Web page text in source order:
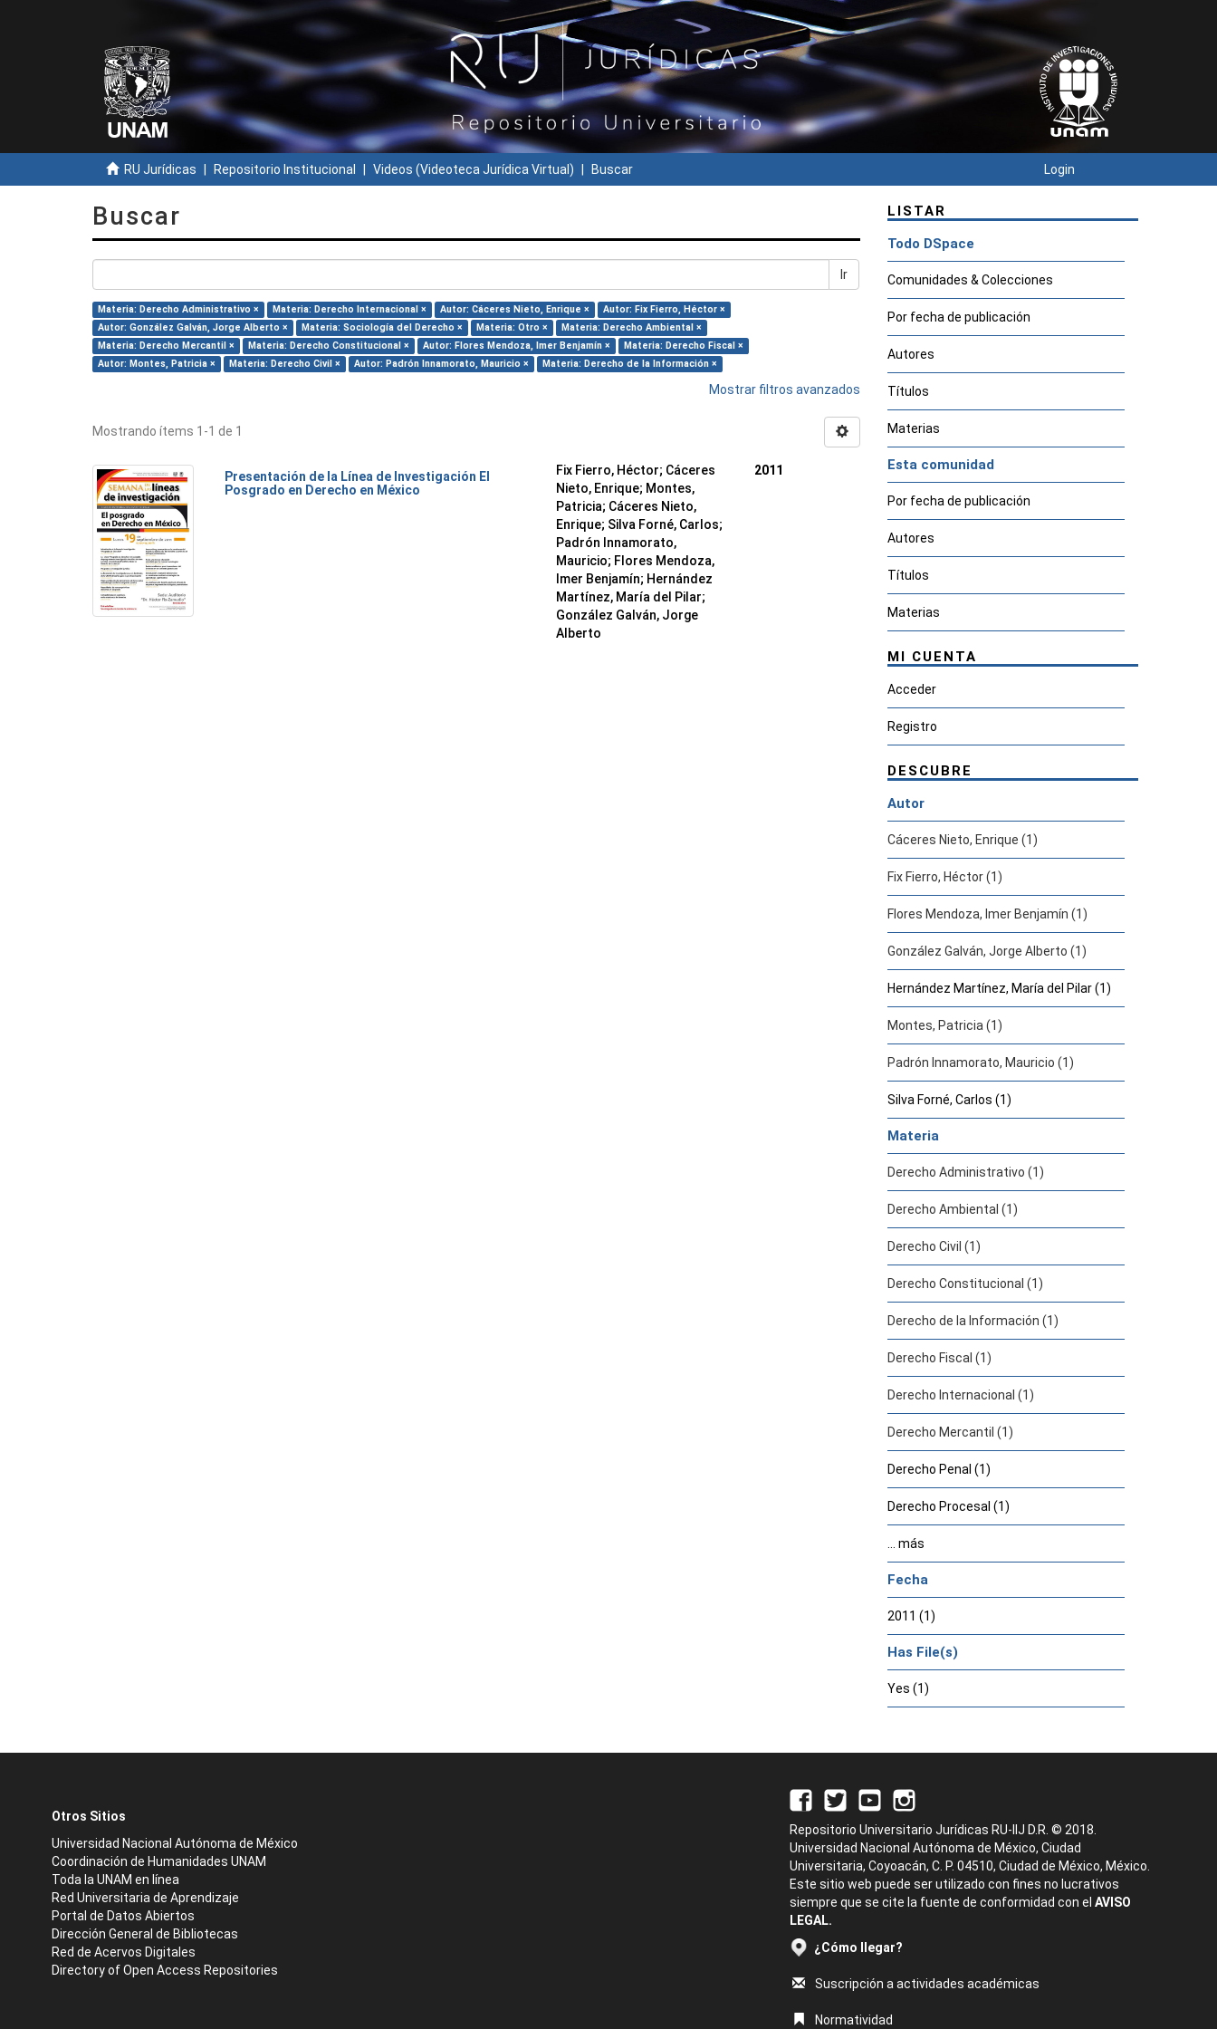
RU Jurídicas Repositorio Institucional Videos (Videoteca Jurídica Virtual) Buscar Login
Buscar
Ir
Materia: Derecho Administrativo × Materia: Derecho Internacional × Autor: Cáceres Nieto, Enrique ×
Autor: Fix Fierro, Héctor ×
Autor: González Galván, Jorge Alberto ×
Materia: Sociología del Derecho × Materia: Otro ×
Materia: Derecho Ambiental ×
Materia: Derecho Mercantil ×
Materia: Derecho Constitucional × Autor: Flores Mendoza, Imer Benjamín ×
Materia: Derecho Fiscal ×
Autor: Montes, Patricia ×
Materia: Derecho Civil × Autor: Padrón Innamorato, Mauricio × Materia: Derecho de la Información ×
Mostrar filtros avanzados
Mostrando ítems 1-1 de 1
Presentación de la Línea de Investigación El
Posgrado en Derecho en México
Fix Fierro, Héctor; Cáceres
Nieto, Enrique; Montes,
Patricia; Cáceres Nieto,
Enrique; Silva Forné, Carlos;
Padrón Innamorato,
Mauricio; Flores Mendoza,
Imer Benjamín; Hernández
Martínez, María del Pilar;
González Galván, Jorge
Alberto
2011
LISTAR
Todo DSpace
Comunidades & Colecciones
Por fecha de publicación
Autores
Títulos
Materias
Esta comunidad
Por fecha de publicación
Autores
Títulos
Materias
MI CUENTA
Acceder
Registro
DESCUBRE
Autor
Cáceres Nieto, Enrique (1)
Fix Fierro, Héctor (1)
Flores Mendoza, Imer Benjamín (1)
González Galván, Jorge Alberto (1)
Hernández Martínez, María del Pilar (1)
Montes, Patricia (1)
Padrón Innamorato, Mauricio (1)
Silva Forné, Carlos (1)
Materia
Derecho Administrativo (1)
Derecho Ambiental (1)
Derecho Civil (1)
Derecho Constitucional (1)
Derecho de la Información (1)
Derecho Fiscal (1)
Derecho Internacional (1)
Derecho Mercantil (1)
Derecho Penal (1)
Derecho Procesal (1)
... más
Fecha
2011 (1)
Has File(s)
Yes (1)
Otros Sitios
Universidad Nacional Autónoma de México
Coordinación de Humanidades UNAM
Toda la UNAM en línea
Red Universitaria de Aprendizaje
Portal de Datos Abiertos
Dirección General de Bibliotecas
Red de Acervos Digitales
Directory of Open Access Repositories
Repositorio Universitario Jurídicas RU-IIJ D.R. © 2018.
Universidad Nacional Autónoma de México, Ciudad
Universitaria, Coyoacán, C. P. 04510, Ciudad de México, México.
Este sitio web puede ser utilizado con fines no lucrativos
siempre que se cite la fuente de conformidad con el AVISO
LEGAL.
¿Cómo llegar?
Suscripción a actividades académicas
Normatividad